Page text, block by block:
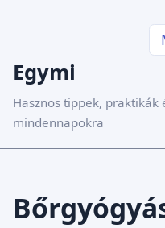
Egymi
Hasznos tippek, praktikák
mindennapokra